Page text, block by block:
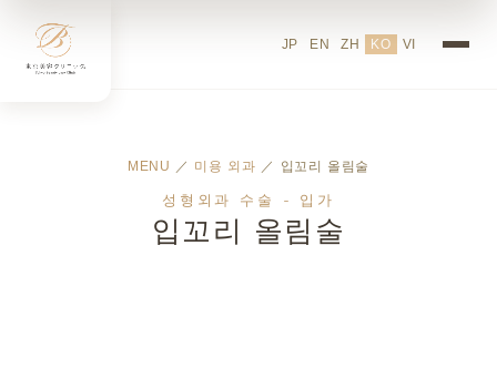
JP EN ZH KO VI
MENU ／ 미용 외과 ／ 입꼬리 올림술
성형외과 수술 - 입가
입꼬리 올림술